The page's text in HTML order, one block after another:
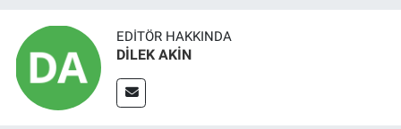
EDITÖR HAKKINDA
DİLEK AKİN